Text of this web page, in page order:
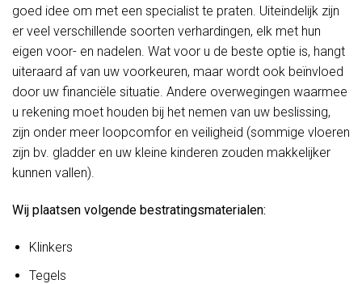
goed idee om met een specialist te praten. Uiteindelijk zijn
er veel verschillende soorten verhardingen, elk met hun
eigen voor- en nadelen. Wat voor u de beste optie is, hangt
uiteraard af van uw voorkeuren, maar wordt ook beïnvloed
door uw financiële situatie. Andere overwegingen waarmee
u rekening moet houden bij het nemen van uw beslissing,
zijn onder meer loopcomfor en veiligheid (sommige vloeren
zijn bv. gladder en uw kleine kinderen zouden makkelijker
kunnen vallen).
Wij plaatsen volgende bestratingsmaterialen:
Klinkers
Tegels